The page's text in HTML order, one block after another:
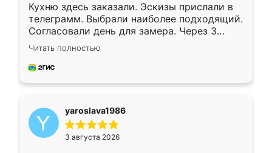
Кухню здесь заказали. Эскизы прислали в
телеграмм. Выбрали наиболее подходящий.
Согласовали день для замера. Через 3
недели кухня была уже готова. Остались
довольны работой. Спасибо Ренессанс
мебель за качественную работу!
Читать полностью
yaroslava1986
3 августа 2026